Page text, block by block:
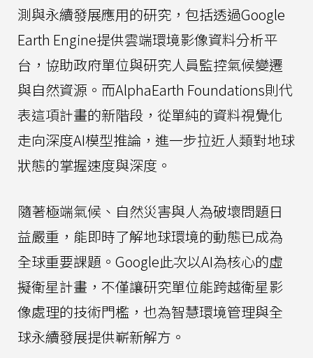
測與永續發展應用的研究，包括透過Google
Earth Engine提供雲端環境影像資料分析平
台，協助政府單位與研究人員監控氣候變遷
與自然資源。而AlphaEarth Foundations則代
表這項計畫的新階段，從單純的資料視覺化
走向深度AI模型推論，進一步拉近人類對地球
狀態的掌握速度與深度。
隨著極端氣候、自然災害與人為破壞問題日
益嚴重，能即時了解地球環境的動態已成為
全球重要課題。Google此次以AI為核心的虛
擬衛星計畫，不僅讓研究單位能跨越衛星影
像處理的技術門檻，也為智慧環境管理與全
球永續發展提供嶄新解方。